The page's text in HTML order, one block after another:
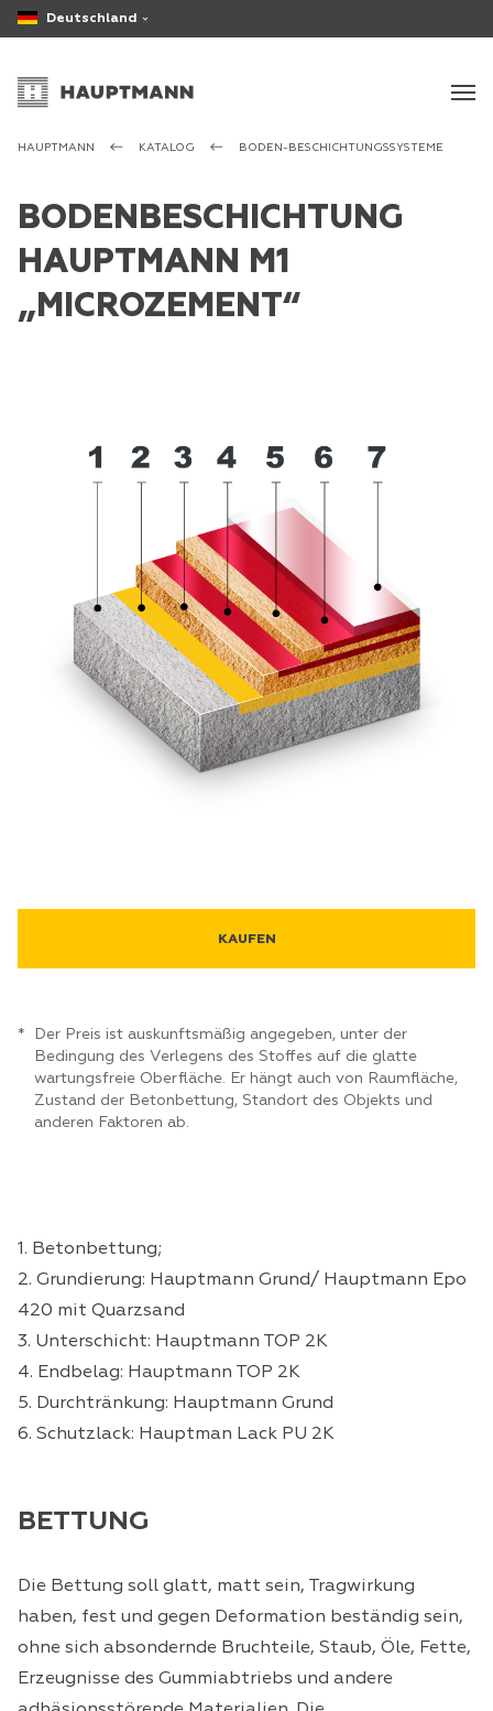
Deutschland
HAUPTMANN KATALOG BODEN-BESCHICHTUNGSSYSTEME
BODENBESCHICHTUNG
HAUPTMANN M1
„MICROZEMENT“
KAUFEN
Der Preis ist auskunftsmäßig angegeben, unter der
Bedingung des Verlegens des Stoffes auf die glatte
wartungsfreie Oberfläche. Er hängt auch von Raumfläche,
Zustand der Betonbettung, Standort des Objekts und
anderen Faktoren ab.
1. Betonbettung;
2. Grundierung: Hauptmann Grund/ Hauptmann Epo
420 mit Quarzsand
3. Unterschicht: Hauptmann TOP 2K
4. Endbelag: Hauptmann TOP 2K
5. Durchtränkung: Hauptmann Grund
6. Schutzlack: Hauptman Lack PU 2K
BETTUNG
Die Bettung soll glatt, matt sein, Tragwirkung
haben, fest und gegen Deformation beständig sein,
ohne sich absondernde Bruchteile, Staub, Öle, Fette,
Erzeugnisse des Gummiabtriebs und andere